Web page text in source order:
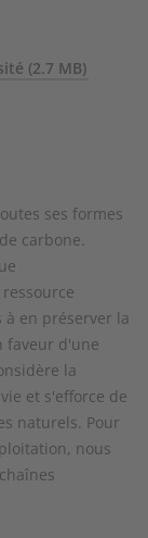
(2.7 MB)
ses formes
carbone.
en préserver la
faveur d'une
la
et s'efforce de
naturels. Pour
nous